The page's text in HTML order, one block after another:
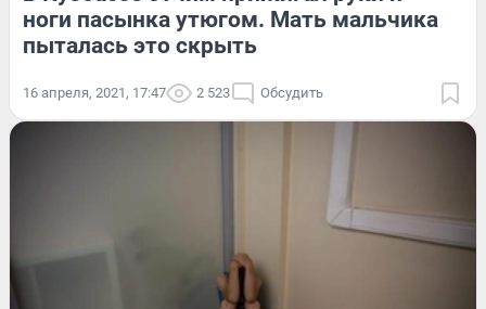
ноги пасынка утюгом. Мать мальчика
пыталась это скрыть
16 апреля, 2021, 17:47 2 523 Обсудить